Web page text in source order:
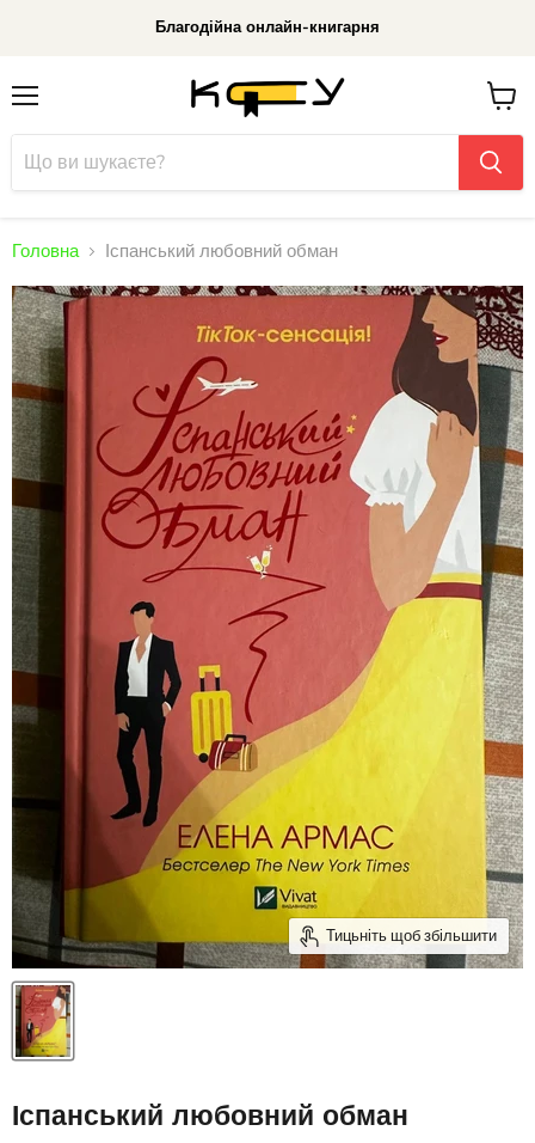
Благодійна онлайн-книгарня
До
Головна Іспанський любовний обман
Тицьніть щоб збільшити
Іспанський любовний обман